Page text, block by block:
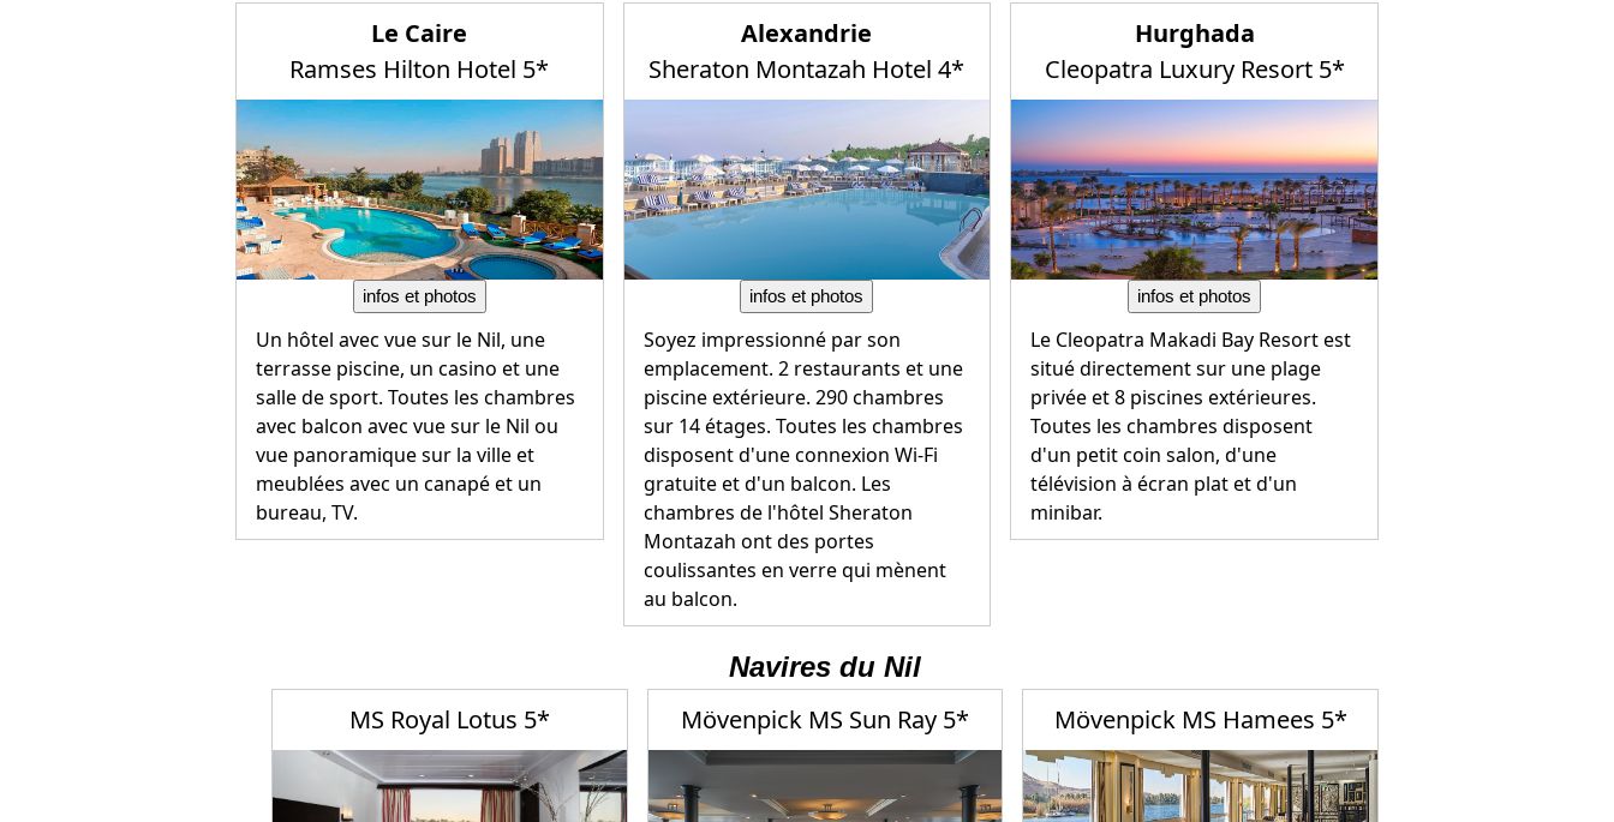
Le Caire
Ramses Hilton Hotel 5*
infos et photos
Un hôtel avec vue sur le Nil, une
terrasse piscine, un casino et une
salle de sport. Toutes les chambres
avec balcon avec vue sur le Nil ou
vue panoramique sur la ville et
meublées avec un canapé et un
bureau, TV.
Alexandrie
Sheraton Montazah Hotel 4*
infos et photos
Soyez impressionné par son
emplacement. 2 restaurants et une
piscine extérieure. 290 chambres
sur 14 étages. Toutes les chambres
disposent d'une connexion Wi-Fi
gratuite et d'un balcon. Les
chambres de l'hôtel Sheraton
Montazah ont des portes
coulissantes en verre qui mènent
au balcon.
Hurghada
Cleopatra Luxury Resort 5*
infos et photos
Le Cleopatra Makadi Bay Resort est
situé directement sur une plage
privée et 8 piscines extérieures.
Toutes les chambres disposent
d'un petit coin salon, d'une
télévision à écran plat et d'un
minibar.
Navires du Nil
MS Royal Lotus 5*
Mövenpick MS Sun Ray 5* Mövenpick MS Hamees 5*